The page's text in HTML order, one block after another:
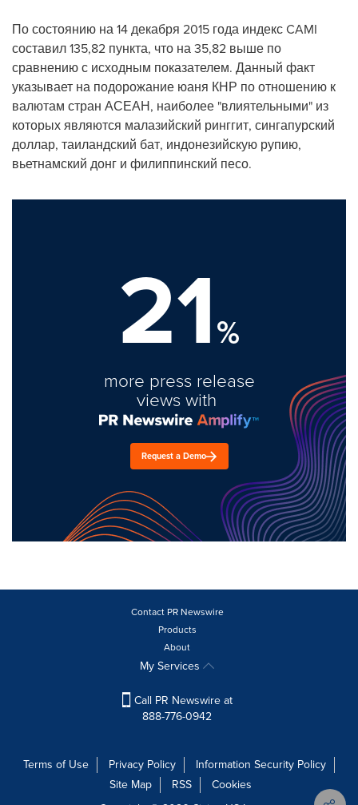
По состоянию на 14 декабря 2015 года индекс CAMI
составил 135,82 пункта, что на 35,82 выше по
сравнению с исходным показателем. Данный факт
указывает на подорожание юаня КНР по отношению к
валютам стран АСЕАН, наиболее "влиятельными" из
которых являются малазийский ринггит, сингапурский
доллар, таиландский бат, индонезийскую рупию,
вьетнамский донг и филиппинский песо.
21%
more press release
views with
Request a Demo
Contact PR Newswire
Products
About
My Services
Call PR Newswire at
888-776-0942
Terms of Use Privacy Policy
Information Security Policy
Site Map
RSS
Cookies